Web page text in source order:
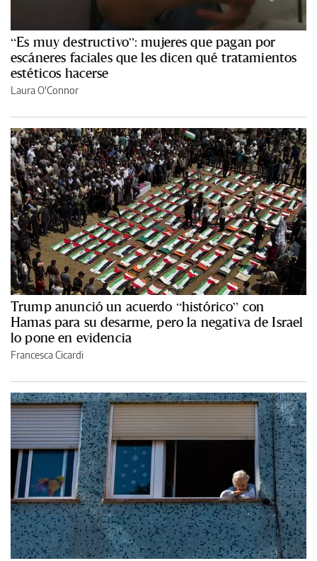
“Es muy destructivo”: mujeres que pagan por
escáneres faciales que les dicen qué tratamientos
estéticos hacerse
Laura O'Connor
Trump anunció un acuerdo “histórico” con
Hamas para su desarme, pero la negativa de Israel
lo pone en evidencia
Francesca Cicardi